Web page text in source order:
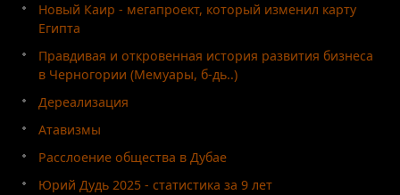
Новый Каир - мегапроект, который изменил карту
Египта
Правдивая и откровенная история развития бизнеса
в Черногории (Мемуары, б-дь..)
Дереализация
Атавизмы
Расслоение общества в Дубае
Юрий Дудь 2025 - статистика за 9 лет